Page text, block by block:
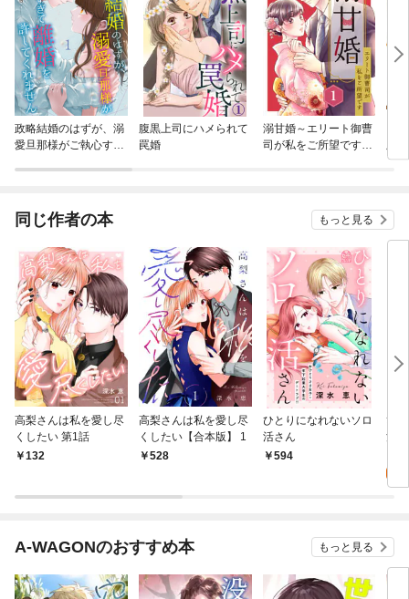
政略結婚のはずが、溺
愛旦那様がご執心すぎ
腹黒上司にハメられて
罠婚
溺甘婚～エリート御曹
司が私をご所望です～
同じ作者の本 もっと見る
高梨さんは私を愛し尽
くしたい 第1話
132
高梨さんは私を愛し尽
くしたい【合本版】 1
528
ひとりになれないソロ
活さん
594
ひ
活
A-WAGONのおすすめ本 もっと見る